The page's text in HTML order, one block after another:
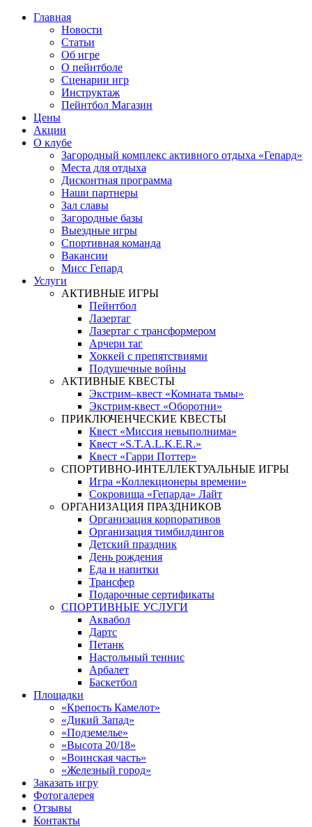
Главная
Новости
Статьи
Об игре
О пейнтболе
Сценарии игр
Инструктаж
Пейнтбол Магазин
Цены
Акции
О клубе
Загородный комплекс активного отдыха «Гепард»
Места для отдыха
Дисконтная программа
Наши партнеры
Зал славы
Загородные базы
Выездные игры
Спортивная команда
Вакансии
Мисс Гепард
Услуги
АКТИВНЫЕ ИГРЫ
Пейнтбол
Лазертаг
Лазертаг с трансформером
Арчери таг
Хоккей с препятствиями
Подушечные войны
АКТИВНЫЕ КВЕСТЫ
Экстрим–квест «Комната тьмы»
Экстрим-квест «Оборотни»
ПРИКЛЮЧЕНЧЕСКИЕ КВЕСТЫ
Квест «Миссия невыполнима»
Квест «S.T.A.L.K.E.R.»
Квест «Гарри Поттер»
СПОРТИВНО-ИНТЕЛЛЕКТУАЛЬНЫЕ ИГРЫ
Игра «Коллекционеры времени»
Сокровища «Гепарда» Лайт
ОРГАНИЗАЦИЯ ПРАЗДНИКОВ
Организация корпоративов
Организация тимбилдингов
Детский праздник
День рождения
Еда и напитки
Трансфер
Подарочные сертификаты
СПОРТИВНЫЕ УСЛУГИ
Аквабол
Дартс
Петанк
Настольный теннис
Арбалет
Баскетбол
Площадки
«Крепость Камелот»
«Дикий Запад»
«Подземелье»
«Высота 20/18»
«Воинская часть»
«Железный город»
Заказать игру
Фотогалерея
Отзывы
Контакты